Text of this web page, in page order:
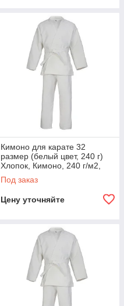
Кимоно для карате 32
размер (белый цвет, 240 г)
Хлопок, Кимоно, 240 г/м2,
Карате
Под заказ
Цену уточняйте